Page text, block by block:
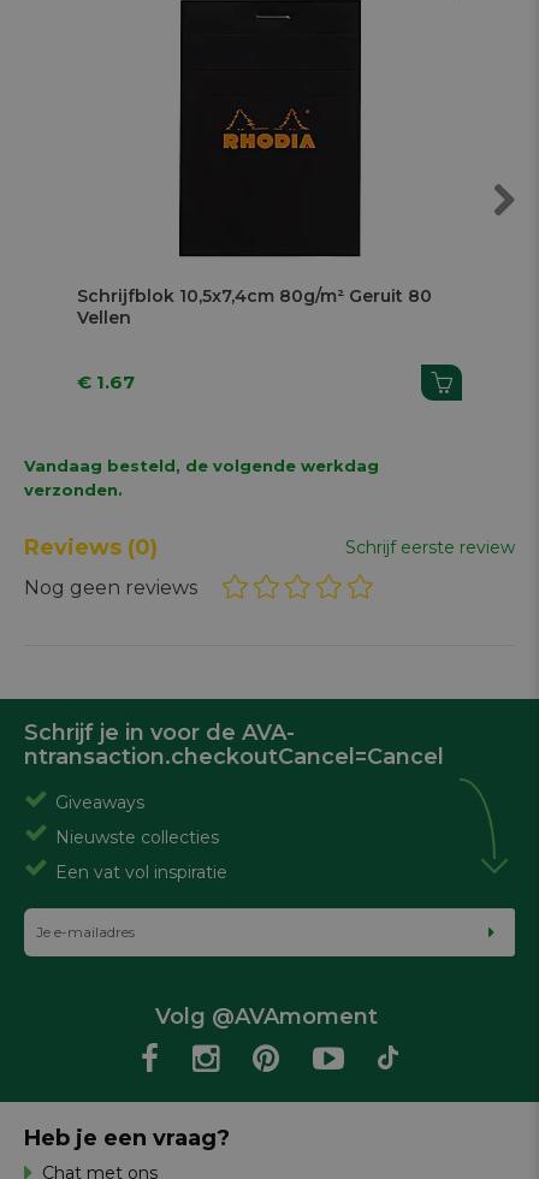
Schrijfblok 10,5x7,4cm 80g/m² Geruit 80
Vellen
€ 1.67
Vandaag besteld, de volgende werkdag
verzonden.
Reviews (0) Schrijf eerste review
Nog geen reviews
Schrijf je in voor de AVA-
ntransaction.checkoutCancel=Cancel
Giveaways
Nieuwste collecties
Een vat vol inspiratie
Volg @AVAmoment
Heb je een vraag?
Chat met ons